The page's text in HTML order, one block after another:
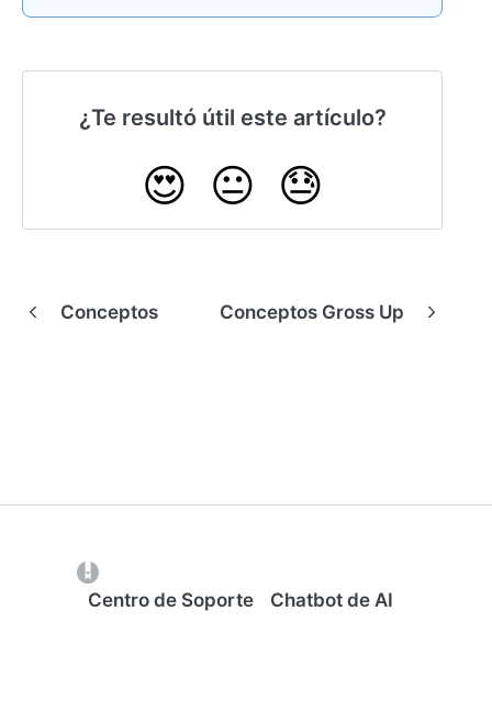
¿Te resultó útil este artículo?
😍 😐 😓
Conceptos Conceptos Gross Up
Centro de Soporte
Chatbot de AI